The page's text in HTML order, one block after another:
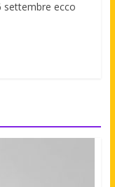
settembre ecco